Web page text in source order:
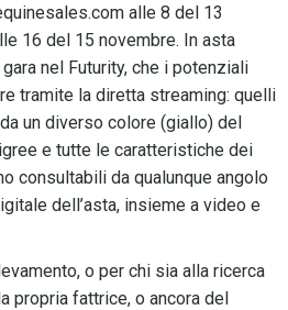
alle 8 del 13
16 del 15 novembre. In asta
nel Futurity, che i potenziali
tramite la diretta streaming: quelli
un diverso colore (giallo) del
e tutte le caratteristiche dei
consultabili da qualunque angolo
dell’asta, insieme a video e
o per chi sia alla ricerca
propria fattrice, o ancora del